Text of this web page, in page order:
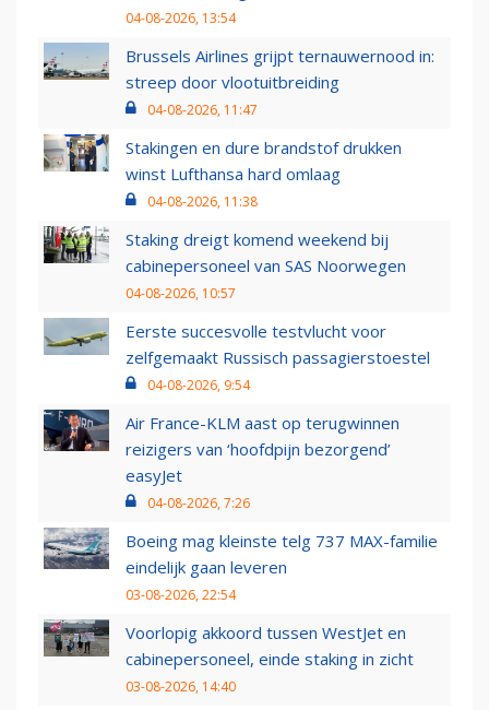
04-08-2026, 13:54
Brussels Airlines grijpt ternauwernood in:
streep door vlootuitbreiding
04-08-2026, 11:47
Stakingen en dure brandstof drukken
winst Lufthansa hard omlaag
04-08-2026, 11:38
Staking dreigt komend weekend bij
cabinepersoneel van SAS Noorwegen
04-08-2026, 10:57
Eerste succesvolle testvlucht voor
zelfgemaakt Russisch passagierstoestel
04-08-2026, 9:54
Air France-KLM aast op terugwinnen
reizigers van ‘hoofdpijn bezorgend’
easyJet
04-08-2026, 7:26
Boeing mag kleinste telg 737 MAX-familie
eindelijk gaan leveren
03-08-2026, 22:54
Voorlopig akkoord tussen WestJet en
cabinepersoneel, einde staking in zicht
03-08-2026, 14:40